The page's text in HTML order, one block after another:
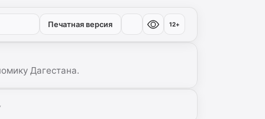
Печатная версия 12+
Дагестана.